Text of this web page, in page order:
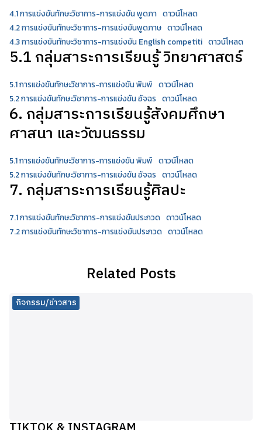
4.1 การแข่งขันทักษะวิชาการ-การแข่งขัน พูดภา ดาวน์โหลด
4.2 การแข่งขันทักษะวิชาการ-การแข่งขันพูดภาษ ดาวน์โหลด
4.3 การแข่งขันทักษะวิชาการ-การแข่งขัน English competiti ดาวน์โหลด
5.1 กลุ่มสาระการเรียนรู้ วิทยาศาสตร์
5.1 การแข่งขันทักษะวิชาการ-การแข่งขัน พิมพ์ ดาวน์โหลด
5.2 การแข่งขันทักษะวิชาการ-การแข่งขัน อัจฉร ดาวน์โหลด
6. กลุ่มสาระการเรียนรู้สังคมศึกษา
ศาสนา และวัฒนธรรม
5.1 การแข่งขันทักษะวิชาการ-การแข่งขัน พิมพ์ ดาวน์โหลด
5.2 การแข่งขันทักษะวิชาการ-การแข่งขัน อัจฉร ดาวน์โหลด
7. กลุ่มสาระการเรียนรู้ศิลปะ
7.1 การแข่งขันทักษะวิชาการ-การแข่งขันประกวด ดาวน์โหลด
7.2 การแข่งขันทักษะวิชาการ-การแข่งขันประกวด ดาวน์โหลด
Related Posts
กิจกรรม/ข่าวสาร